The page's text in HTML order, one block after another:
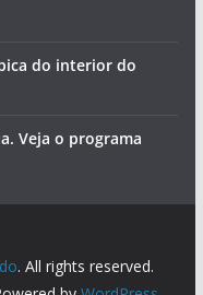
do interior do
Veja o programa
. All rights reserved.